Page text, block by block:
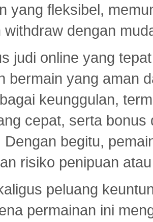
yang fleksibel,
withdraw dengan
judi online yang
bermain yang aman
keunggulan,
cepat, serta
Dengan begitu,
risiko penipuan
peluang
permainan ini